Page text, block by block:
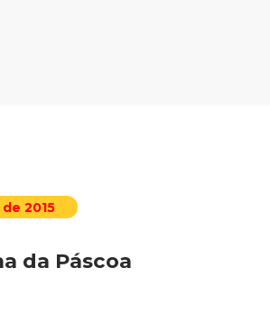
2015
da Páscoa